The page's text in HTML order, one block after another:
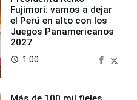
Fujimori: vamos a dejar
el Perú en alto con los
Juegos Panamericanos
2027
access_time 1:00